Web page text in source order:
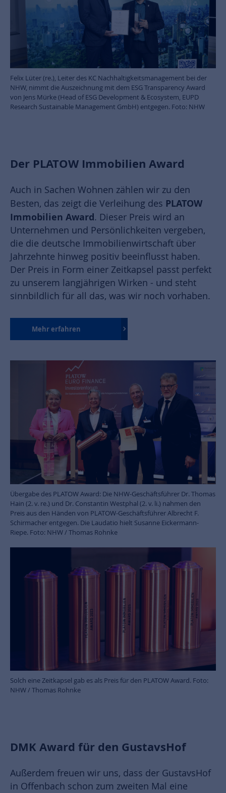
Felix Lüter (re.), Leiter des KC Nachhaltigkeitsmanagement bei der
NHW, nimmt die Auszeichnung mit dem ESG Transparency Award
von Jens Mürke (Head of ESG Development & Ecosystem, EUPD
Research Sustainable Management GmbH) entgegen. Foto: NHW
Der PLATOW Immobilien Award
Auch in Sachen Wohnen zählen wir zu den
Besten, das zeigt die Verleihung des PLATOW
Immobilien Award. Dieser Preis wird an
Unternehmen und Persönlichkeiten vergeben,
die die deutsche Immobilienwirtschaft über
Jahrzehnte hinweg positiv beeinflusst haben.
Der Preis in Form einer Zeitkapsel passt perfekt
zu unserem langjährigen Wirken - und steht
sinnbildlich für all das, was wir noch vorhaben.
Mehr erfahren
Übergabe des PLATOW Award: Die NHW-Geschäftsführer Dr. Thomas
Hain (2. v. re.) und Dr. Constantin Westphal (2. v. li.) nahmen den
Preis aus den Händen von PLATOW-Geschäftsführer Albrecht F.
Schirmacher entgegen. Die Laudatio hielt Susanne Eickermann-
Riepe. Foto: NHW / Thomas Rohnke
Solch eine Zeitkapsel gab es als Preis für den PLATOW Award. Foto:
NHW / Thomas Rohnke
DMK Award für den GustavsHof
Außerdem freuen wir uns, dass der GustavsHof
in Offenbach schon zum zweiten Mal eine